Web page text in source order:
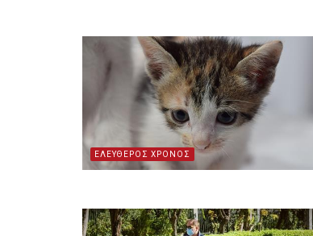
ΕΛΕΥΘΕΡΟΣ ΧΡΟΝΟΣ